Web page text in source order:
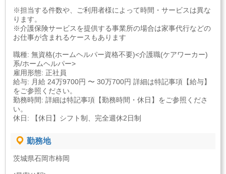
※担当する件数や、ご利用者様によって時間・サービスは異な
ります。
※介護保険サービスを提供する事業所の場合は家事代行などの
お仕事が含まれるケースもあります
職種: 無資格(ホームヘルパー資格不要)<介護職(ケアワーカー)
系/ホームヘルパー>
雇用形態: 正社員
給与: 月給 24万9700円 〜 30万700円 詳細は特記事項【給与】
をご参照ください。
勤務時間: 詳細は特記事項【勤務時間・休日】をご参照くださ
い。
休日: 【休日】シフト制、完全週休2日制
勤務地
茨城県石岡市柿岡